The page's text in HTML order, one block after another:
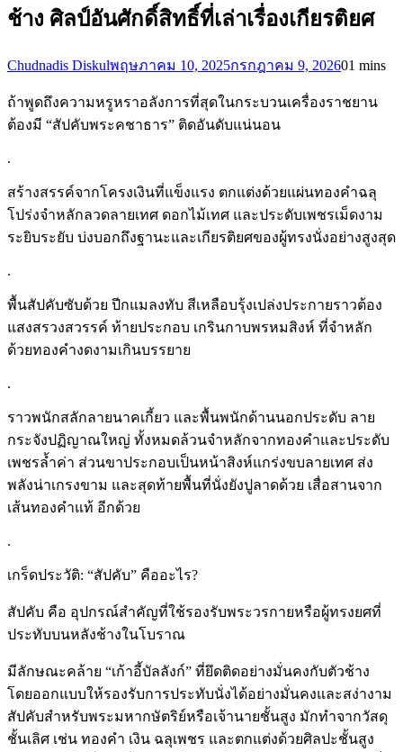
ช้าง ศิลป์อันศักดิ์สิทธิ์ที่เล่าเรื่องเกียรติยศ
Chudnadis Diskulพฤษภาคม 10, 2025กรกฎาคม 9, 202601 mins
ถ้าพูดถึงความหรูหราอลังการที่สุดในกระบวนเครื่องราชยาน
ต้องมี “สัปคับพระคชาธาร” ติดอันดับแน่นอน
.
สร้างสรรค์จากโครงเงินที่แข็งแรง ตกแต่งด้วยแผ่นทองคำฉลุ
โปร่งจำหลักลวดลายเทศ ดอกไม้เทศ และประดับเพชรเม็ดงาม
ระยิบระยับ บ่งบอกถึงฐานะและเกียรติยศของผู้ทรงนั่งอย่างสูงสุด
.
พื้นสัปคับซับด้วย ปีกแมลงทับ สีเหลือบรุ้งเปล่งประกายราวต้อง
แสงสรวงสวรรค์ ท้ายประกอบ เกรินกาบพรหมสิงห์ ที่จำหลัก
ด้วยทองคำงดงามเกินบรรยาย
.
ราวพนักสลักลายนาคเกี้ยว และพื้นพนักด้านนอกประดับ ลาย
กระจังปฏิญาณใหญ่ ทั้งหมดล้วนจำหลักจากทองคำและประดับ
เพชรล้ำค่า ส่วนขาประกอบเป็นหน้าสิงห์แกร่งขบลายเทศ ส่ง
พลังน่าเกรงขาม และสุดท้ายพื้นที่นั่งยังปูลาดด้วย เสื่อสานจาก
เส้นทองคำแท้ อีกด้วย
.
เกร็ดประวัติ: “สัปคับ” คืออะไร?
สัปคับ คือ อุปกรณ์สำคัญที่ใช้รองรับพระวรกายหรือผู้ทรงยศที่
ประทับบนหลังช้างในโบราณ
มีลักษณะคล้าย “เก้าอี้บัลลังก์” ที่ยึดติดอย่างมั่นคงกับตัวช้าง
โดยออกแบบให้รองรับการประทับนั่งได้อย่างมั่นคงและสง่างาม
สัปคับสำหรับพระมหากษัตริย์หรือเจ้านายชั้นสูง มักทำจากวัสดุ
ชั้นเลิศ เช่น ทองคำ เงิน ฉลุเพชร และตกแต่งด้วยศิลปะชั้นสูง